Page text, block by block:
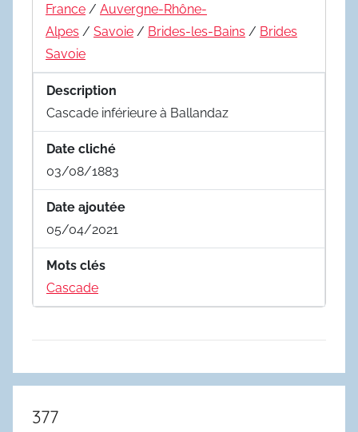
France / Auvergne-Rhône-
Alpes / Savoie / Brides-les-Bains / Brides
Savoie
Description
Cascade inférieure à Ballandaz
Date cliché
03/08/1883
Date ajoutée
05/04/2021
Mots clés
Cascade
377